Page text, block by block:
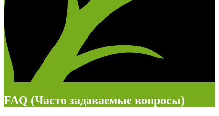
FAQ (Часто задаваемые вопросы)